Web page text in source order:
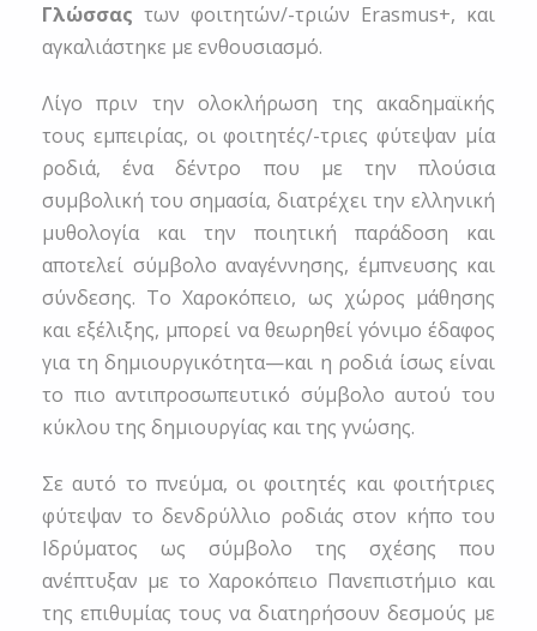
Γλώσσας των φοιτητών/-τριών Erasmus+, και
αγκαλιάστηκε με ενθουσιασμό.
Λίγο πριν την ολοκλήρωση της ακαδημαϊκής
τους εμπειρίας, οι φοιτητές/-τριες φύτεψαν μία
ροδιά, ένα δέντρο που με την πλούσια
συμβολική του σημασία, διατρέχει την ελληνική
μυθολογία και την ποιητική παράδοση και
αποτελεί σύμβολο αναγέννησης, έμπνευσης και
σύνδεσης. Το Χαροκόπειο, ως χώρος μάθησης
και εξέλιξης, μπορεί να θεωρηθεί γόνιμο έδαφος
για τη δημιουργικότητα—και η ροδιά ίσως είναι
το πιο αντιπροσωπευτικό σύμβολο αυτού του
κύκλου της δημιουργίας και της γνώσης.
Σε αυτό το πνεύμα, οι φοιτητές και φοιτήτριες
φύτεψαν το δενδρύλλιο ροδιάς στον κήπο του
Ιδρύματος ως σύμβολο της σχέσης που
ανέπτυξαν με το Χαροκόπειο Πανεπιστήμιο και
της επιθυμίας τους να διατηρήσουν δεσμούς με